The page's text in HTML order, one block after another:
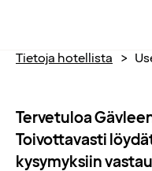
Tietoja hotellista
Tervetuloa
Toivottavasti
kysymyksiin